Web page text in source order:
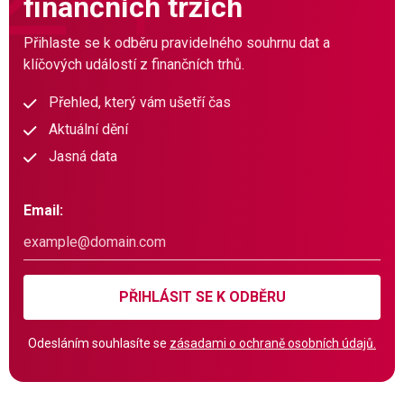
finančních trzích
Přihlaste se k odběru pravidelného souhrnu dat a
klíčových událostí z finančních trhů.
Přehled, který vám ušetří čas
Aktuální dění
Jasná data
Email:
PŘIHLÁSIT SE K ODBĚRU
Odesláním souhlasíte se zásadami o ochraně osobních údajů.